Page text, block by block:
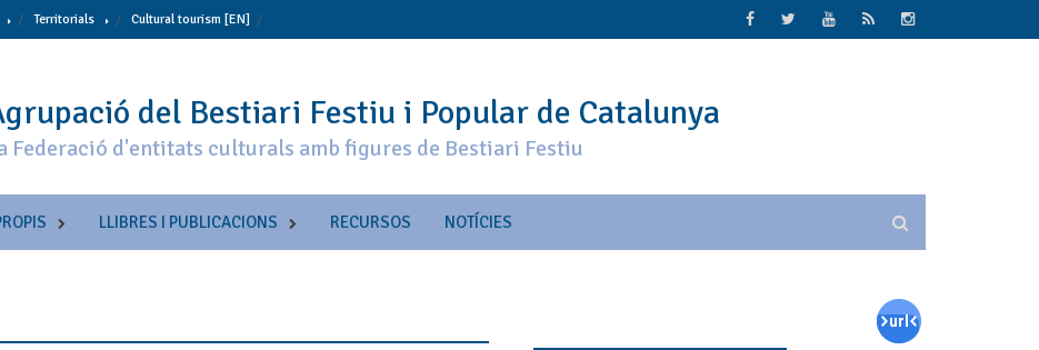
Territorials Cultural tourism [EN]
del Bestiari Festiu i Popular de Catalunya
Federació d'entitats culturals amb figures de Bestiari Festiu
LLIBRES I PUBLICACIONS RECURSOS NOTÍCIES